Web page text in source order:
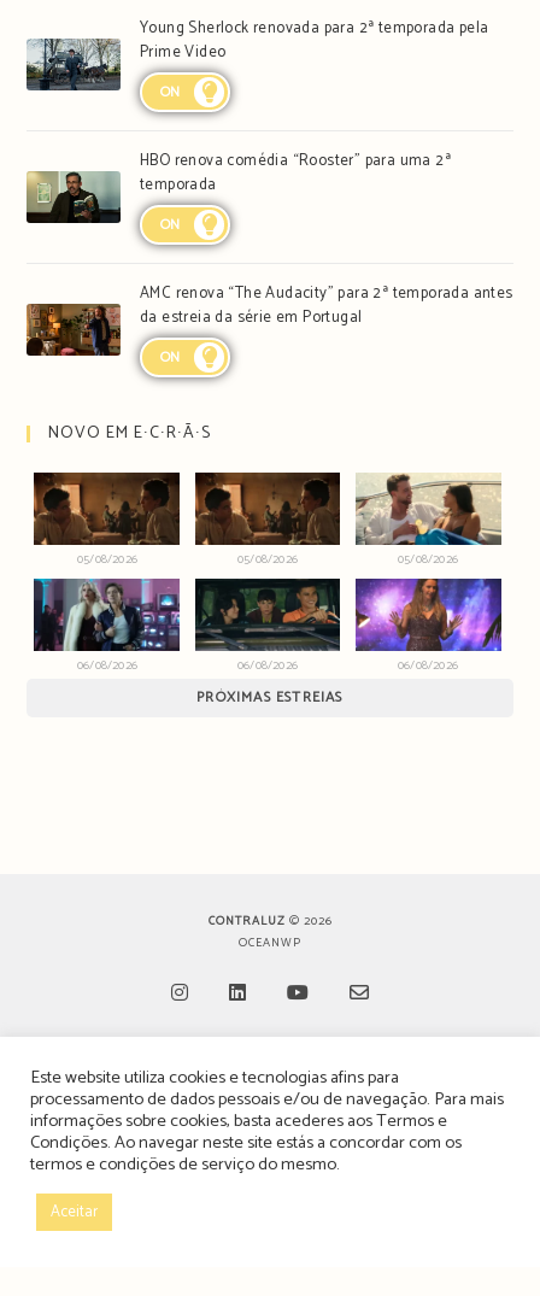
Young Sherlock renovada para 2ª temporada pela
Prime Video
ON
HBO renova comédia “Rooster” para uma 2ª
temporada
ON
AMC renova “The Audacity” para 2ª temporada antes
da estreia da série em Portugal
ON
NOVO EM E∙C∙R∙Ã∙S
05/08/2026 05/08/2026 05/08/2026
06/08/2026 06/08/2026 06/08/2026
PRÓXIMAS ESTREIAS
CONTRALUZ © 2026
OCEANWP
in
a
new
in
a
new
tab
in
a
new
in
a
new
TERMOS, CONDIÇÕES & POLÍTICA DE PRIVACIDADE
ESTATUTO EDITORIAL
POLÍTICA DE PUBLICIDADE E ANÚNCIOS
Este website utiliza cookies e tecnologias afins para
processamento de dados pessoais e/ou de navegação. Para mais
informações sobre cookies, basta acederes aosTermos e
Condições. Ao navegar neste site estás a concordar com os
termos e condições de serviço do mesmo.
Aceitar